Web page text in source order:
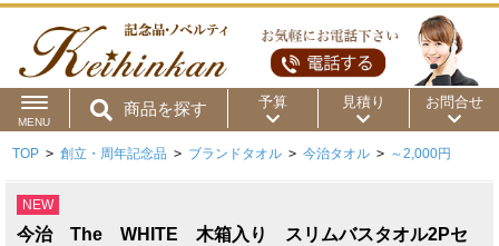
MENU
商品を探す 予算
用途から
商品カテゴリ
～50円 ～100円 ～200円
～300円 ～500円
見積り お問合せ
TOP > 創立・周年記念品 > ブランドタオル > 今治タオル > ～2,000円
NEW
今治 The WHITE 木箱入り スリムバスタオル2Pセ